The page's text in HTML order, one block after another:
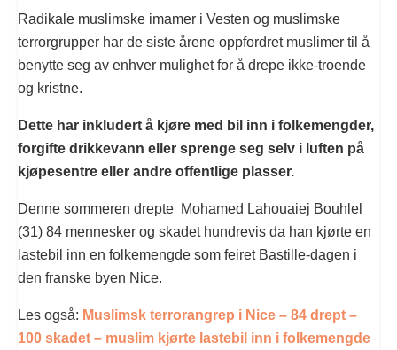
Radikale muslimske imamer i Vesten og muslimske
terrorgrupper har de siste årene oppfordret muslimer til å
benytte seg av enhver mulighet for å drepe ikke-troende
og kristne.
Dette har inkludert å kjøre med bil inn i folkemengder,
forgifte drikkevann eller sprenge seg selv i luften på
kjøpesentre eller andre offentlige plasser.
Denne sommeren drepte Mohamed Lahouaiej Bouhlel
(31) 84 mennesker og skadet hundrevis da han kjørte en
lastebil inn en folkemengde som feiret Bastille-dagen i
den franske byen Nice.
Les også: Muslimsk terrorangrep i Nice – 84 drept –
100 skadet – muslim kjørte lastebil inn i folkemengde